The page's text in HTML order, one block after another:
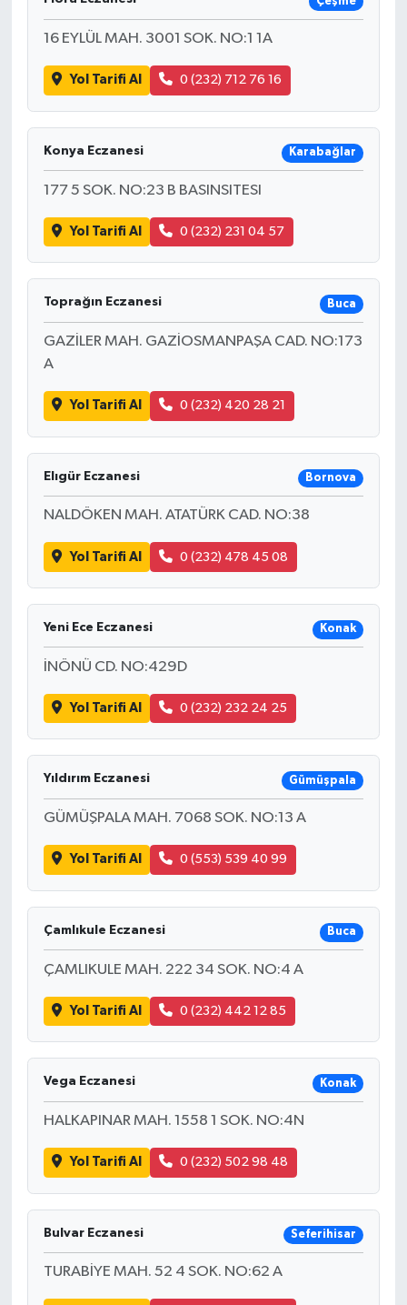
16 EYLÜL MAH. 3001 SOK. NO:1 1A
Yol Tarifi Al 0 (232) 712 76 16
Konya Eczanesi Karabağlar
177 5 SOK. NO:23 B BASINSITESI
Yol Tarifi Al 0 (232) 231 04 57
Toprağın Eczanesi Buca
GAZİLER MAH. GAZİOSMANPAŞA CAD. NO:173
A
Yol Tarifi Al 0 (232) 420 28 21
Elıgür Eczanesi Bornova
NALDÖKEN MAH. ATATÜRK CAD. NO:38
Yol Tarifi Al 0 (232) 478 45 08
Yeni Ece Eczanesi Konak
İNÖNÜ CD. NO:429D
Yol Tarifi Al 0 (232) 232 24 25
Yıldırım Eczanesi Gümüşpala
GÜMÜŞPALA MAH. 7068 SOK. NO:13 A
Yol Tarifi Al 0 (553) 539 40 99
Çamlıkule Eczanesi Buca
ÇAMLIKULE MAH. 222 34 SOK. NO:4 A
Yol Tarifi Al 0 (232) 442 12 85
Vega Eczanesi Konak
HALKAPINAR MAH. 1558 1 SOK. NO:4N
Yol Tarifi Al 0 (232) 502 98 48
Bulvar Eczanesi Seferihisar
TURABİYE MAH. 52 4 SOK. NO:62 A